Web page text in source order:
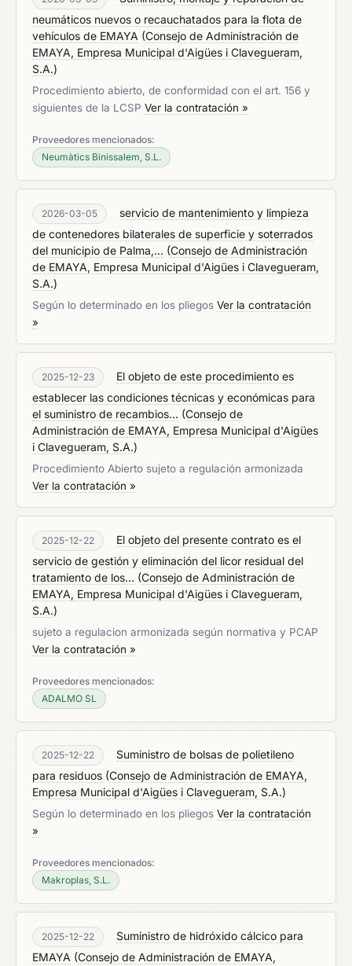
neumáticos nuevos o recauchatados para la flota de
vehículos de EMAYA (Consejo de Administración de
EMAYA, Empresa Municipal d'Aigües i Clavegueram,
S.A.)
Procedimiento abierto, de conformidad con el art. 156 y
siguientes de la LCSP Ver la contratación »
Proveedores mencionados:
Neumàtics Binissalem, S.L.
2026-03-05
servicio de mantenimiento y limpieza
de contenedores bilaterales de superficie y soterrados
del municipio de Palma,... (Consejo de Administración
de EMAYA, Empresa Municipal d'Aigües i Clavegueram,
S.A.)
Según lo determinado en los pliegos Ver la contratación
»
2025-12-23
El objeto de este procedimiento es
establecer las condiciones técnicas y económicas para
el suministro de recambios... (Consejo de
Administración de EMAYA, Empresa Municipal d'Aigües
i Clavegueram, S.A.)
Procedimiento Abierto sujeto a regulación armonizada
Ver la contratación »
2025-12-22
El objeto del presente contrato es el
servicio de gestión y eliminación del licor residual del
tratamiento de los... (Consejo de Administración de
EMAYA, Empresa Municipal d'Aigües i Clavegueram,
S.A.)
sujeto a regulacion armonizada según normativa y PCAP
Ver la contratación »
Proveedores mencionados:
ADALMO SL
2025-12-22
Suministro de bolsas de polietileno
para residuos (Consejo de Administración de EMAYA,
Empresa Municipal d'Aigües i Clavegueram, S.A.)
Según lo determinado en los pliegos Ver la contratación
»
Proveedores mencionados:
Makroplas, S.L.
2025-12-22
Suministro de hidróxido cálcico para
EMAYA (Consejo de Administración de EMAYA,